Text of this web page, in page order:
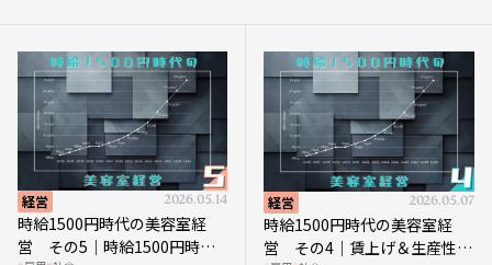
経営 2026.05.14
時給1500円時代の美容室経
営 その5｜時給1500円時代
経営 2026.05.07
時給1500円時代の美容室経
営 その4｜賃上げ＆生産性向